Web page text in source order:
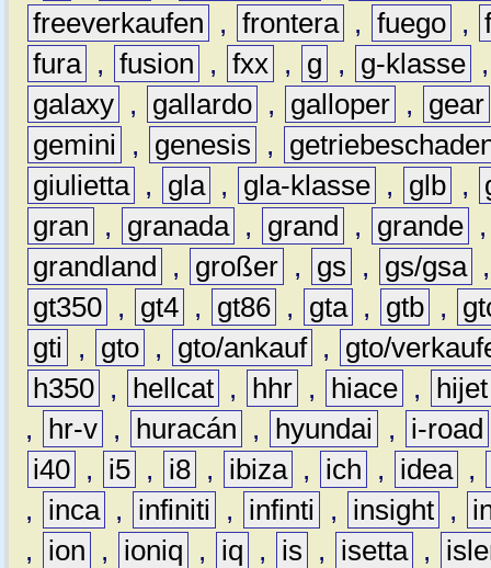
freeverkaufen
, frontera , fuego ,
fura , fusion , fxx , g , g-klasse
galaxy , gallardo , galloper ,
gear
gemini
, genesis ,
giulietta , gla , gla-klasse , glb ,
gran
, granada , grand , grande
grandland
, großer , gs , gs/gsa
gt350 , gt4 , gt86 , gta , gtb ,
gti
, gto , gto/ankauf ,
gto/
h350 , hellcat , hhr , hiace ,
hijet
,
hr-v , huracán , hyundai ,
i-road
i40 , i5 , i8 , ibiza , ich , idea ,
,
inca , infiniti , infinti , insight ,
,
ion , ioniq , iq , is , isetta ,